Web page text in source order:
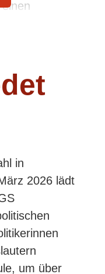
unter
von Vor-
das
in
2026 lädt
um über